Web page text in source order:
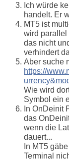
Ich würde
handelt. Er
MT5 ist
wird parallel
das nicht
verhindert
Aber suche
https://
Wie wird
Symbol ein
In OnDeinit
das
wenn die
dauert...
In MT5
Terminal